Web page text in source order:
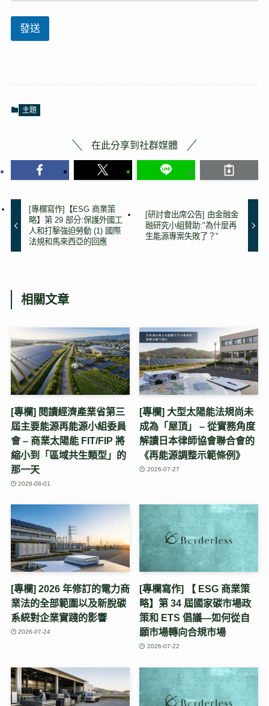
（
屬
】
填
發送
主題
在此分享到社群媒體
[專欄寫作]【ESG 商業策
略】第 29 部分:保護外國工
人和打擊強迫勞動 (1) 國際
法規和馬來西亞的回應
[研討會出席公告] 由金融金
融研究小組贊助:"為什麼再
生能源專案失敗了？"
相關文章
[專欄] 閱讀經濟產業省第三
屆主要能源再能源小組委員
會 – 商業太陽能 FIT/FIP 將
縮小到「區域共生類型」的
那一天
2026-08-01
[專欄] 大型太陽能法規尚未
成為「屋頂」 – 從實務角度
解讀日本律師協會聯合會的
《再能源調整示範條例》
2026-07-27
[專欄] 2026 年修訂的電力商
業法的全部範圍以及新脫碳
系統對企業實踐的影響
2026-07-24
[專欄寫作] 【 ESG 商業策
略】第 34 屆國家碳市場政
策和 ETS 倡議—如何從自
願市場轉向合規市場
2026-07-22